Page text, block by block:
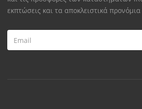
εκπτώσεις και τα αποκλειστικά